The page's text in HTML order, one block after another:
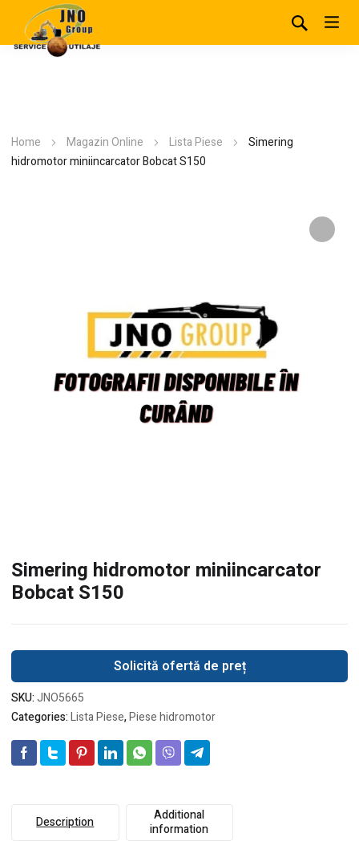
Home Magazin Online Lista Piese
Simering
hidromotor miniincarcator Bobcat S150
Simering hidromotor miniincarcator
Bobcat S150
Solicită ofertă de preț
SKU:JNO5665
Categories:Lista Piese,Piese hidromotor
Description
Additional
information